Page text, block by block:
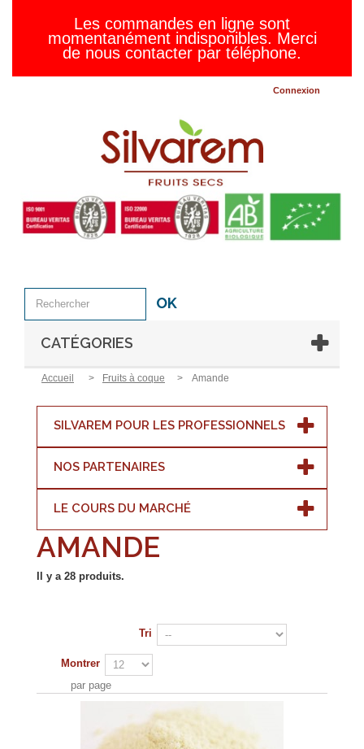
Les commandes en ligne sont
momentanément indisponibles. Merci
de nous contacter par téléphone.
Connexion
OK
CATÉGORIES
Accueil > Fruits à coque > Amande
SILVAREM POUR LES PROFESSIONNELS
NOS PARTENAIRES
LE COURS DU MARCHÉ
AMANDE
Il y a 28 produits.
Tri
Montrer
par page